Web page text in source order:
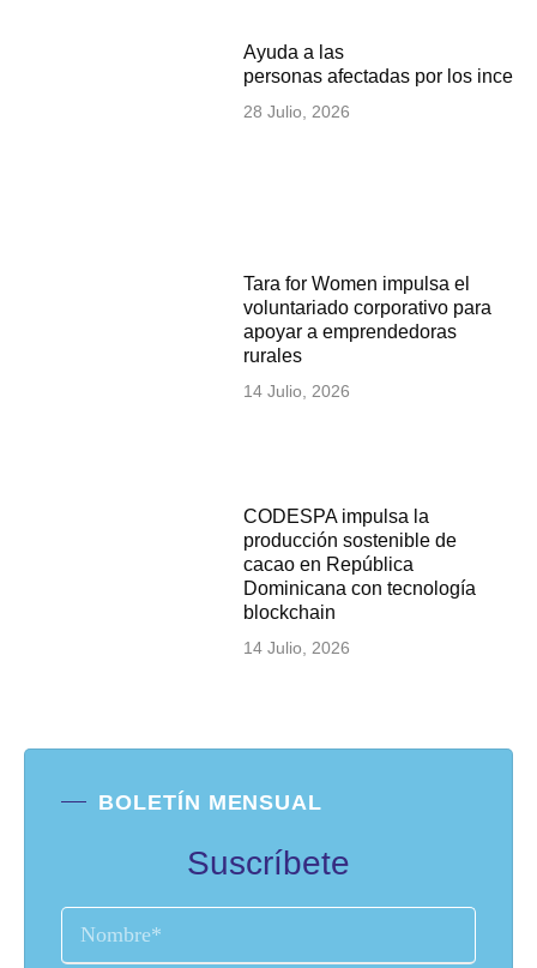
Ayuda a las
personas afectadas por los
28 Julio, 2026
Tara for Women impulsa el
voluntariado corporativo para
apoyar a emprendedoras
rurales
14 Julio, 2026
CODESPA impulsa la
producción sostenible de
cacao en República
Dominicana con tecnología
blockchain
14 Julio, 2026
BOLETÍN MENSUAL
Suscríbete